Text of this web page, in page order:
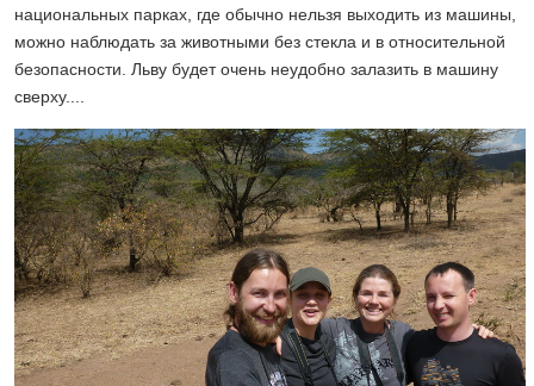
национальных парках, где обычно нельзя выходить из машины,
можно наблюдать за животными без стекла и в относительной
безопасности. Льву будет очень неудобно залазить в машину
сверху....